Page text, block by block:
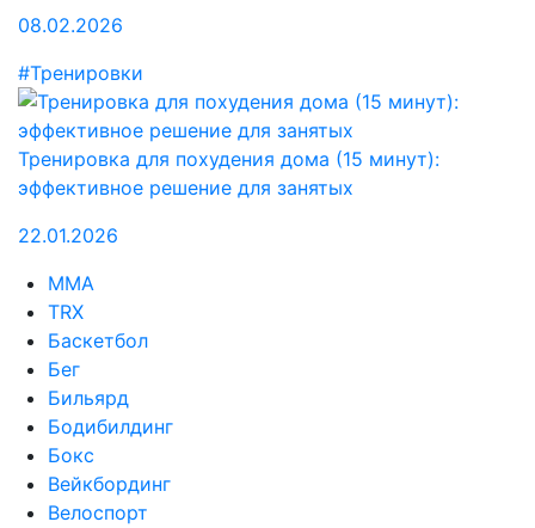
08.02.2026
#Тренировки
Тренировка для похудения дома (15 минут):
эффективное решение для занятых
22.01.2026
MMA
TRX
Баскетбол
Бег
Бильярд
Бодибилдинг
Бокс
Вейкбординг
Велоспорт